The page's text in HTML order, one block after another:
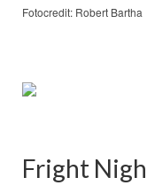
Fotocredit: Robert Bartha
Fright